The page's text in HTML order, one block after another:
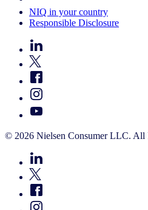
NIQ in your country
Responsible Disclosure
© 2026 Nielsen Consumer LLC. All